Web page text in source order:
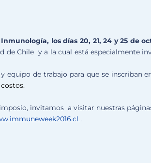
los días 20, 21, 24 y 25 de
de Chile y a la cual está especialmente
equipo de trabajo para que se inscriban
.
invitamos a visitar nuestras
.